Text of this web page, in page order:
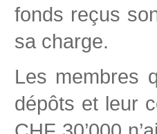
fonds reçus
sa charge.
Les membres
dépôts et leur